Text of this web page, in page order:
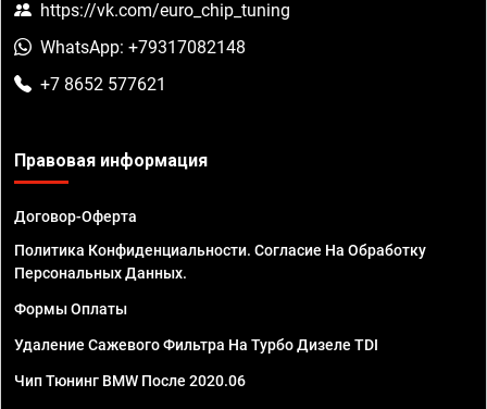
https://vk.com/euro_chip_tuning
WhatsApp: +79317082148
+7 8652 577621
Правовая информация
Договор-Оферта
Политика Конфиденциальности. Согласие На Обработку
Персональных Данных.
Формы Оплаты
Удаление Сажевого Фильтра На Турбо Дизеле TDI
Чип Тюнинг BMW После 2020.06